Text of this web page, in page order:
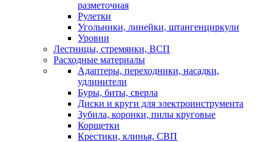
разметочная
Рулетки
Угольники, линейки, штангенциркули
Уровни
Лестницы, стремянки, ВСП
Расходные материалы
Адаптеры, переходники, насадки,
удлинители
Буры, биты, сверла
Диски и круги для электроинструмента
Зубила, коронки, пилы круговые
Корщетки
Крестики, клинья, СВП